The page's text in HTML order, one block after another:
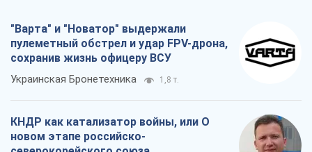
"Варта" и "Новатор" выдержали
пулеметный обстрел и удар FPV-дрона,
сохранив жизнь офицеру ВСУ
Украинская Бронетехника 1,8 т.
КНДР как катализатор войны, или О
новом этапе российско-